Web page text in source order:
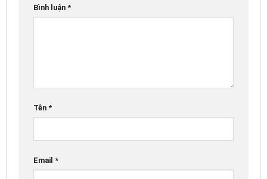
Bình luận *
Tên *
Email *